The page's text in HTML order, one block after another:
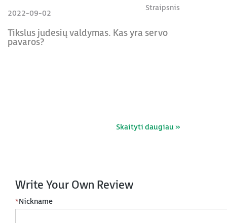
Straipsnis
2022-09-02
Tikslus judesių valdymas. Kas yra servo
pavaros?
Skaityti daugiau »
Write Your Own Review
*Nickname